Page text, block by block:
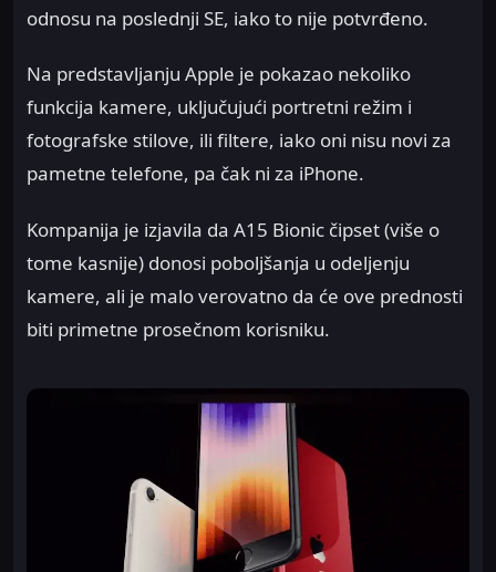
odnosu na poslednji SE, iako to nije potvrđeno.
Na predstavljanju Apple je pokazao nekoliko
funkcija kamere, uključujući portretni režim i
fotografske stilove, ili filtere, iako oni nisu novi za
pametne telefone, pa čak ni za iPhone.
Kompanija je izjavila da A15 Bionic čipset (više o
tome kasnije) donosi poboljšanja u odeljenju
kamere, ali je malo verovatno da će ove prednosti
biti primetne prosečnom korisniku.